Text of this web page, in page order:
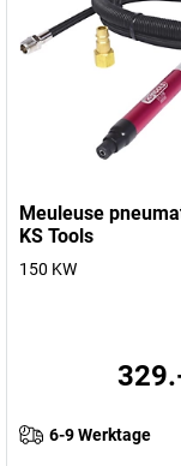
Meuleuse
KS Tools
150 KW
6-9 Werktage